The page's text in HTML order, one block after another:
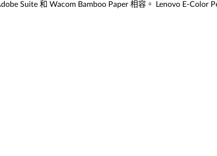
Suite 和 Wacom Bamboo Paper 相容。 Lenovo E-Color